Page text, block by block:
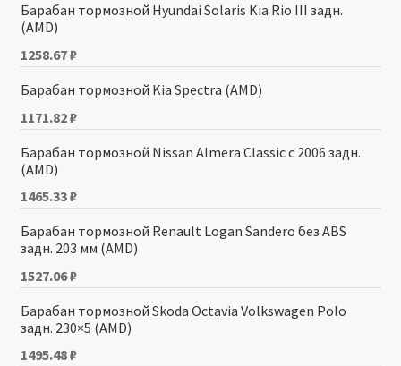
Барабан тормозной Hyundai Solaris Kia Rio III задн.
(AMD)
1258.67₽
Барабан тормозной Kia Spectra (AMD)
1171.82₽
Барабан тормозной Nissan Almera Classic с 2006 задн.
(AMD)
1465.33₽
Барабан тормозной Renault Logan Sandero без ABS
задн. 203 мм (AMD)
1527.06₽
Барабан тормозной Skoda Octavia Volkswagen Polo
задн. 230×5 (AMD)
1495.48₽